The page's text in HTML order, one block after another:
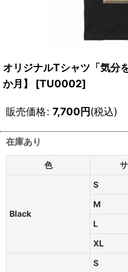
オリジナルTシャツ「気分
か月】
[TU0002]
販売価格: 7,700円(税込)
在庫あり
色
Black
S
M
L
XL
S